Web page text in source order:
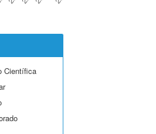
Científica